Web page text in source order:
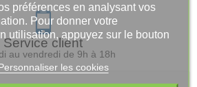
Service client
au vendredi de 9h à 18h
préférences en analysant vos
Pour donner votre
utilisation, appuyez sur le bouton
les cookies